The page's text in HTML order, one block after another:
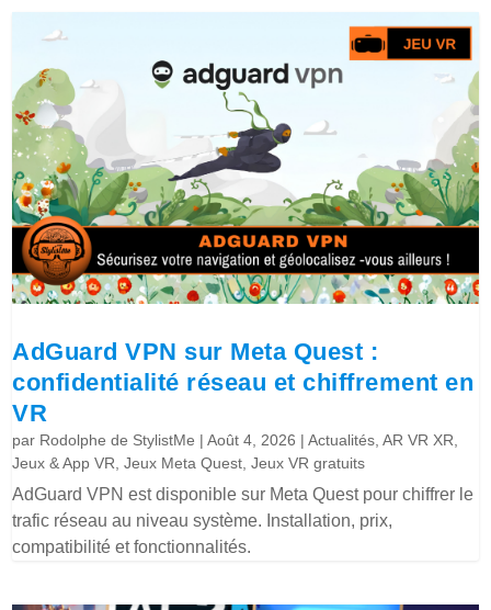
AdGuard VPN sur Meta Quest :
confidentialité réseau et chiffrement en
VR
par Rodolphe de StylistMe |Août 4, 2026 |Actualités ,AR VR XR
Jeux & App VR ,Jeux Meta Quest ,Jeux VR gratuits
AdGuard VPN est disponible sur Meta Quest pour chiffrer le
trafic réseau au niveau système. Installation, prix,
compatibilité et fonctionnalités.